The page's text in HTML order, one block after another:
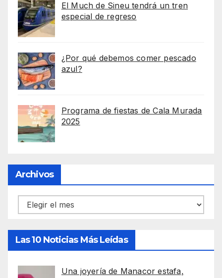
El Much de Sineu tendrá un tren
especial de regreso
¿Por qué debemos comer pescado
azul?
Programa de fiestas de Cala Murada
2025
Archivos
Archivos
Las 10 Noticias Más Leídas
Una joyería de Manacor estafa,